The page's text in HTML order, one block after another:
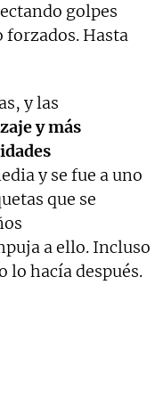
golpes
forzados. Hasta
y las
y más
y se fue a uno
que se
a ello. Incluso
lo hacía después.